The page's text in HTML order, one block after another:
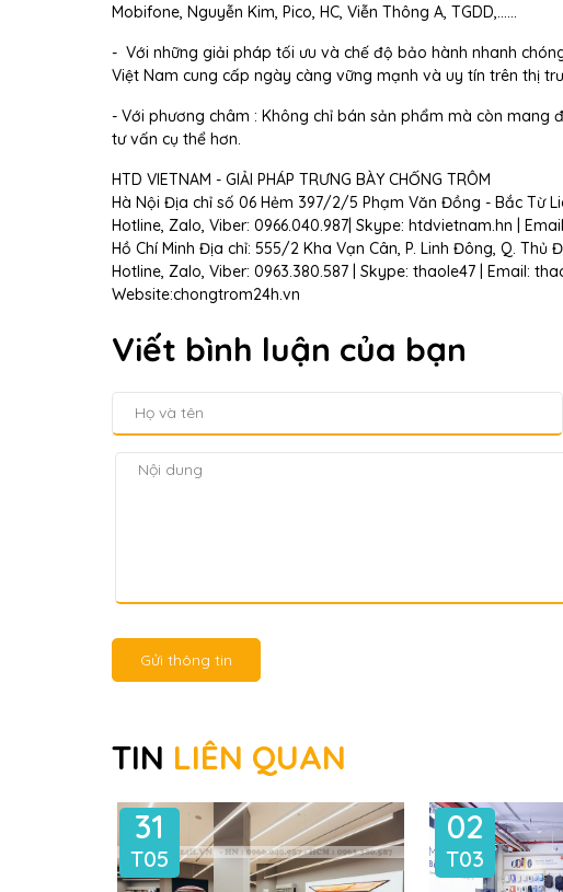
Mobifone, Nguyễn Kim, Pico, HC, Viễn Thông A, TGDD,......
- Với những giải pháp tối ưu và chế độ bảo hành nhanh
Việt Nam cung cấp ngày càng vững mạnh và uy tín trên thị
- Với phương châm : Không chỉ bán sản phẩm mà còn mang
tư vấn cụ thể hơn.
HTD VIETNAM - GIẢI PHÁP TRƯNG BÀY CHỐNG TRÔM
Hà Nội Địa chỉ số 06 Hẻm 397/2/5 Phạm Văn Đồng - Bắc Từ
Hotline, Zalo, Viber: 0966.040.987| Skype: htdvietnam.hn |
Hồ Chí Minh Địa chỉ: 555/2 Kha Vạn Cân, P. Linh Đông, Q. Thủ
Hotline, Zalo, Viber: 0963.380.587 | Skype: thaole47 | Email:
Website:chongtrom24h.vn
Viết bình luận của bạn
Gửi thông tin
TIN LIÊN QUAN
31
T05
02
T03